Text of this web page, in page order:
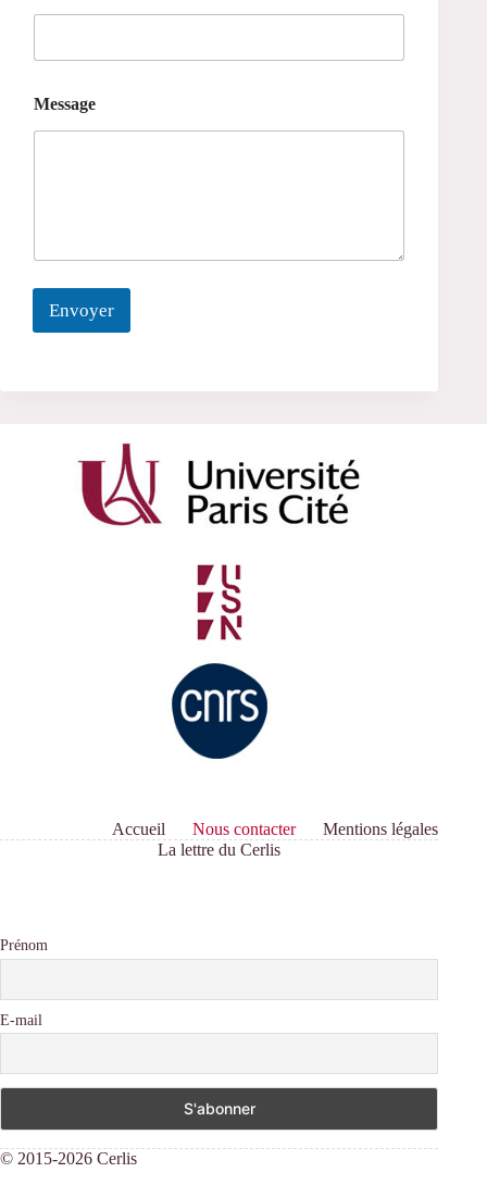
Message
Envoyer
Accueil Nous contacter
Mentions légales
La lettre du Cerlis
Prénom
E-mail
© 2015-2026 Cerlis